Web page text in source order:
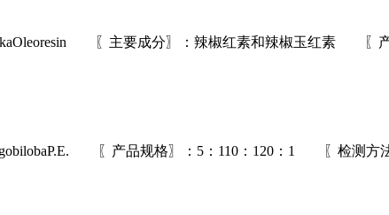
〖主要成分〗：辣椒红素和辣椒玉红素 〖产
〖产品规格〗：5：110：120：1 〖检测